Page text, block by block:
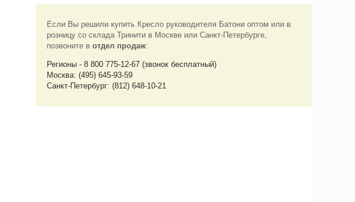
Если Вы решили купить Кресло руководителя Батони оптом или в
розницу со склада Тринити в Москве или Санкт-Петербурге,
позвоните в отдел продаж:
Регионы - 8 800 775-12-67 (звонок бесплатный)
Москва: (495) 645-93-59
Санкт-Петербург: (812) 648-10-21